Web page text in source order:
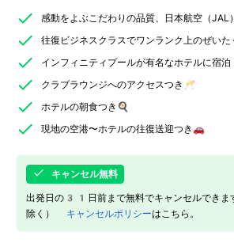
感動をよぶこだわりの品質、日本航空（JAL
往復ビジネスクラスでワンランク上のぜいた
インフィニティプールが有名なホテルに宿泊
クラブラウンジへのアクセスつき🥂
ホテルの朝食つき🍳
現地の空港〜ホテルの往復送迎つき🚗
キャンセル無料
出発日の31日前まで無料でキャンセルでき
除く） キャンセルポリシーはこちら。